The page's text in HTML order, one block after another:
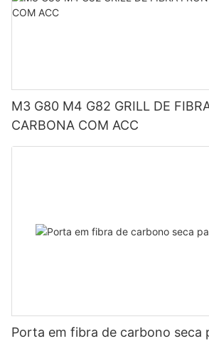
M3 G80 M4 G82 GRILL DE
CARBONA COM ACC
Porta em fibra de carbono seca